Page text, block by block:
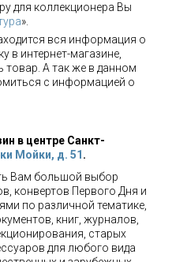
для коллекционера Вы
».
вся информация о
в интернет-магазине,
товар. А так же в данном
с информацией о
в центре Санкт-
Мойки, д. 51 .
Вам большой выбор
конвертов Первого Дня и
по различной тематике,
книг, журналов,
старых
для любого вида